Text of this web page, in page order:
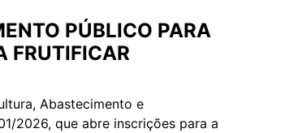
PÚBLICO PARA
FRUTIFICAR
Abastecimento e
2026, que abre inscrições para a